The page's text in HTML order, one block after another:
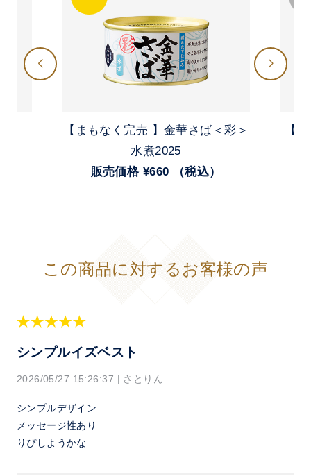
【まもなく完売 】金華さば＜彩＞
水煮2025
販売価格 ¥660 （税込）
【
この商品に対するお客様の声
シンプルイズベスト
2026/05/27 15:26:37 | さとりん
シンプルデザイン
メッセージ性あり
りぴしようかな